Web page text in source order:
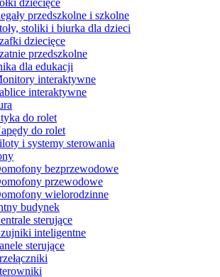
dziecięce
przedszkolne i szkolne
stoliki i biurka dla dzieci
dziecięce
przedszkolne
dla edukacji
interaktywne
interaktywne
do rolet
do rolet
i systemy sterowania
bezprzewodowe
przewodowe
wielorodzinne
budynek
sterujące
inteligentne
sterujące